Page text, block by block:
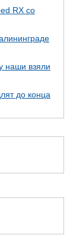
RX со
наши взяли
до конца